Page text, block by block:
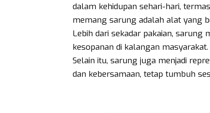
dalam kehidupan sehari-hari,
memang sarung adalah alat yang
Lebih dari sekadar pakaian,
kesopanan di kalangan masyarakat.
Selain itu, sarung juga menjadi
dan kebersamaan, tetap tumbuh